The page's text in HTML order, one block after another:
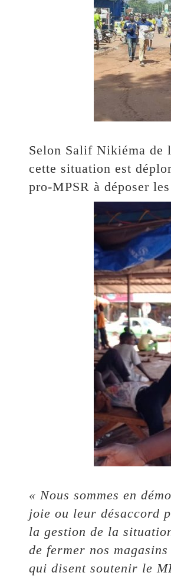
Selon Salif Nikiéma de
cette situation est
pro-MPSR à déposer
« Nous sommes en
joie ou leur désaccord
la gestion de la
de fermer nos
qui disent soutenir le